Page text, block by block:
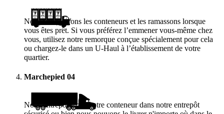
Nous vous livrons les conteneurs et les ramassons lorsque
vous êtes prêt. Si vous préférez l’emmener vous-même chez
vous, utilisez notre remorque conçue spécialement pour cela
ou chargez-le dans un U-Haul à l’établissement de votre
quartier.
Marchepied 04
Nous entreposerons votre conteneur dans notre entrepôt